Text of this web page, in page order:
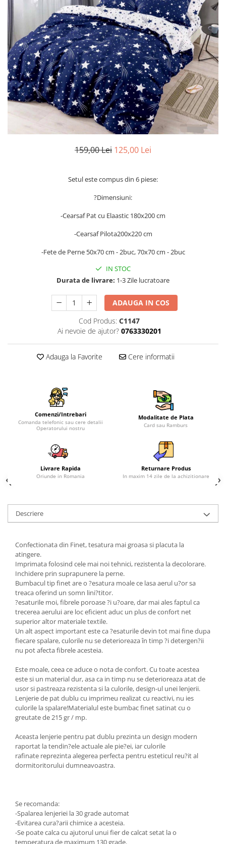
Cearceaf Normal
Lenjerii Pat Imprimeu 5D cu Elastic
Cearceaf cu Elastic pat 1 Persoana
Cearceaf cu Elastic pat 2 Persoane
Lenjerii Pat Inimi Brodate
Lenjerii Pat, Bumbac-Finet
Premium, 1 Persoana
Lenjerii Pat, Bumbac-Finet
Premium, 2 Persoane
Cearceaf cu Elastic
159,00 Lei 125,00 Lei
Setul este compus din 6 piese:
?Dimensiuni:
-Cearsaf Pat cu Elaastic 180x200 cm
-Cearsaf Pilota200x220 cm
-Fete de Perne 50x70 cm - 2buc, 70x70 cm - 2buc
IN STOC
Durata de livrare: 1-3 Zile lucratoare
ADAUGA IN COS
Cod Produs: C1147
Ai nevoie de ajutor? 0763330201
Adauga la Favorite Cere informatii
Comenzi/Intrebari
Comanda telefonic sau cere detalii
Operatorului nostru
Modalitate de Plata
Card sau Ramburs
Livrare Rapida
Oriunde in Romania
Returnare Produs
In maxim 14 zile de la achizitionare
Descriere
Confectionata din Finet, tesatura mai groasa si placuta la
atingere.
Imprimata folosind cele mai noi tehnici, rezistenta la decolorare.
Inchidere prin suprapunere la perne.
Bumbacul tip finet are o ?esatura moale ce lasa aerul u?or sa
treaca oferind un somn lini?titor.
?esaturile moi, fibrele poroase ?i u?oare, dar mai ales faptul ca
trecerea aerului are loc eficient aduc un plus de confort net
superior altor materiale textile.
Un alt aspect important este ca ?esaturile devin tot mai fine dupa
fiecare spalare, culorile nu se deterioreaza în timp ?i detergen?ii
nu pot afecta fibrele acesteia.
Este moale, ceea ce aduce o nota de confort. Cu toate acestea
este si un material dur, asa ca in timp nu se deterioreaza atat de
usor si pastreaza rezistenta si la culorile, design-ul unei lenjerii.
Lenjerie de pat dublu cu imprimeu realizat cu reactivi, nu ies
culorile la spalare!Materialul este bumbac finet satinat cu o
greutate de 215 gr / mp.
Aceasta lenjerie pentru pat dublu prezinta un design modern
raportat la tendin?ele actuale ale pie?ei, iar culorile
rafinate reprezinta alegerea perfecta pentru esteticul reu?it al
dormitoritorului dumneavoastra.
Se recomanda:
-Spalarea lenjeriei la 30 grade automat
-Evitarea cura?arii chimice a acesteia.
-Se poate calca cu ajutorul unui fier de calcat setat la o
temperatura de maximum 130 grade.